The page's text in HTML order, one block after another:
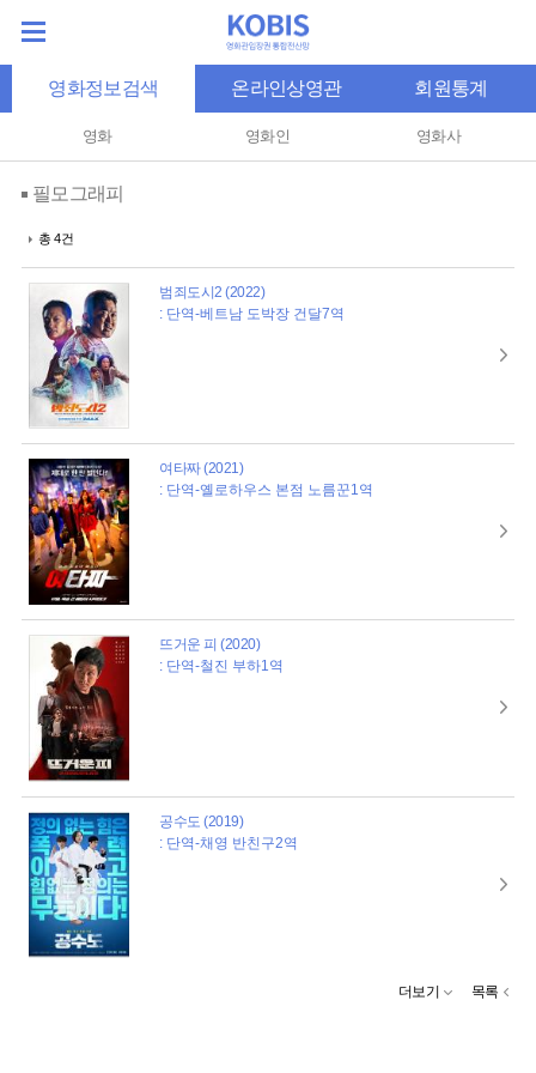
영화정보검색 온라인상영관 회원통계
영화 영화인 영화사
필모그래피
총 4건
범죄도시2 (2022)
: 단역-베트남 도박장 건달7역
여타짜 (2021)
: 단역-옐로하우스 본점 노름꾼1역
뜨거운 피 (2020)
: 단역-철진 부하1역
공수도 (2019)
: 단역-채영 반친구2역
더보기 목록